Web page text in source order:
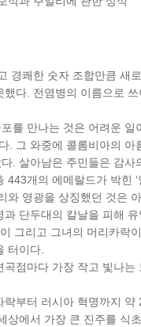
경쾌한 숫자 조합만큼 새
다. 전염병의 이름으로
를 만나는 것은 어려운
. 그 와중에 콜롬비아의
. 살아남은 주민들은 감사
443개의 에메랄드가 박힌
와 영광을 상징했던 것은
단두대의 칼날을 피해
그리고 그녀의 머리카락
터이다.
점마다 가장 작고 빛나
부터 러시아 혁명까지
상에서 가장 큰 진주를 식